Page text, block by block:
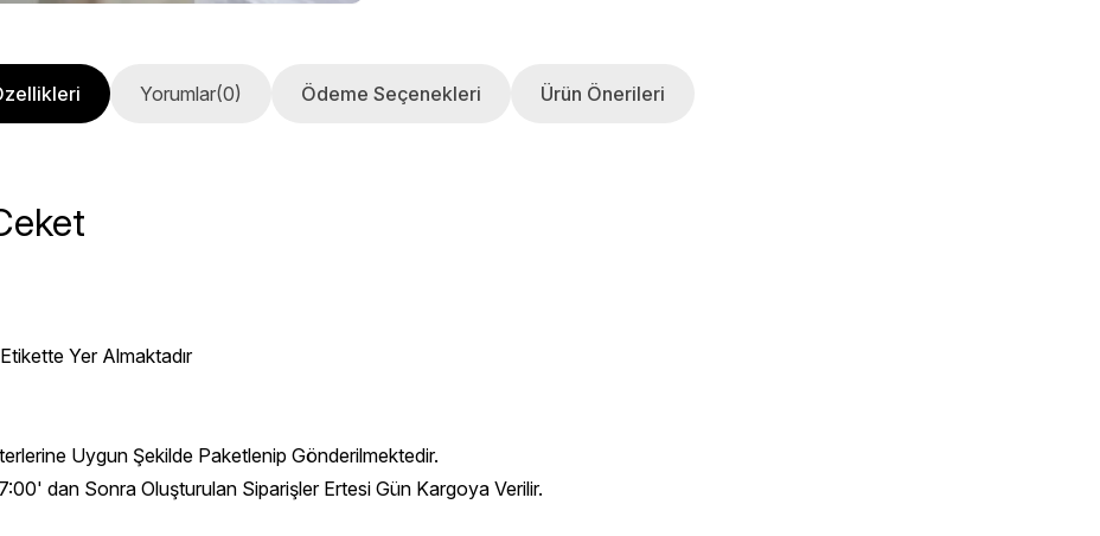
Yorumlar(0) Ödeme Seçenekleri Ürün Önerileri
Yer Almaktadır
Uygun Şekilde Paketlenip Gönderilmektedir.
dan Sonra Oluşturulan Siparişler Ertesi Gün Kargoya Verilir.